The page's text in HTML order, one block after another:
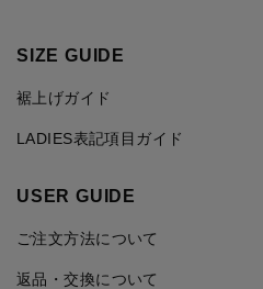
SIZE GUIDE
裾上げガイド
LADIES表記項目ガイド
USER GUIDE
ご注文方法について
返品・交換について